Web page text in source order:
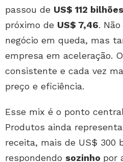
passou de US$ 112 bilhões
próximo de US$ 7,46.
negócio em queda, mas
empresa em aceleração.
consistente e cada vez
preço e eficiência.
Esse mix é o ponto
Produtos ainda
receita, mais de US$ 300
respondendo sozinho por